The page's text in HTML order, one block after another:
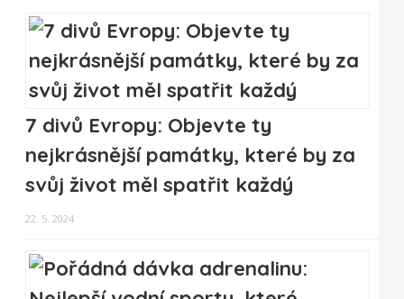
7 divů Evropy: Objevte ty
nejkrásnější památky, které by za
svůj život měl spatřit každý
22. 5. 2024